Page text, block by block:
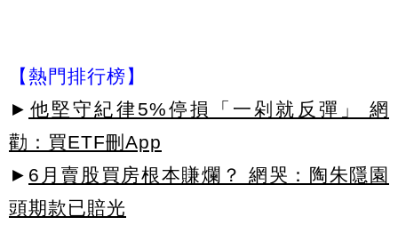
【熱門排行榜】
► 他堅守紀律5%停損「一剁就反彈」 網
勸：買ETF刪App
► 6月賣股買房根本賺爛？ 網哭：陶朱隱園
頭期款已賠光